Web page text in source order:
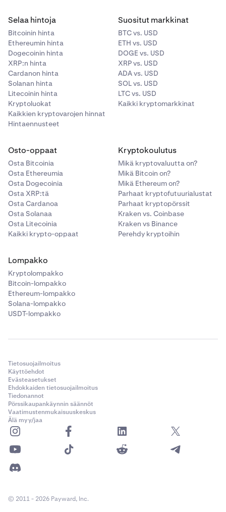
Selaa hintoja
Bitcoinin hinta
Ethereumin hinta
Dogecoinin hinta
XRP:n hinta
Cardanon hinta
Solanan hinta
Litecoinin hinta
Kryptoluokat
Kaikkien kryptovarojen hinnat
Hintaennusteet
Suositut markkinat
BTC vs. USD
ETH vs. USD
DOGE vs. USD
XRP vs. USD
ADA vs. USD
SOL vs. USD
LTC vs. USD
Kaikki kryptomarkkinat
Osto-oppaat
Osta Bitcoinia
Osta Ethereumia
Osta Dogecoinia
Osta XRP:tä
Osta Cardanoa
Osta Solanaa
Osta Litecoinia
Kaikki krypto-oppaat
Kryptokoulutus
Mikä kryptovaluutta on?
Mikä Bitcoin on?
Mikä Ethereum on?
Parhaat kryptofutuurialustat
Parhaat kryptopörssit
Kraken vs. Coinbase
Kraken vs Binance
Perehdy kryptoihin
Lompakko
Kryptolompakko
Bitcoin-lompakko
Ethereum-lompakko
Solana-lompakko
USDT-lompakko
Tietosuojailmoitus
Käyttöehdot
Evästeasetukset
Ehdokkaiden tietosuojailmoitus
Tiedonannot
Pörssikaupankäynnin säännöt
Vaatimustenmukaisuuskeskus
Älä myy/jaa
© 2011 - 2026 Payward, Inc.